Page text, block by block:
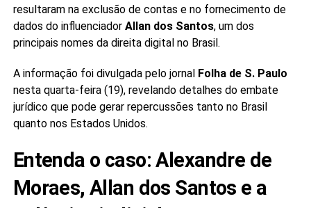
resultaram na exclusão de contas e no fornecimento de
dados do influenciador Allan dos Santos, um dos
principais nomes da direita digital no Brasil.
A informação foi divulgada pelo jornal Folha de S. Paulo
nesta quarta-feira (19), revelando detalhes do embate
jurídico que pode gerar repercussões tanto no Brasil
quanto nos Estados Unidos.
Entenda o caso: Alexandre de
Moraes, Allan dos Santos e a